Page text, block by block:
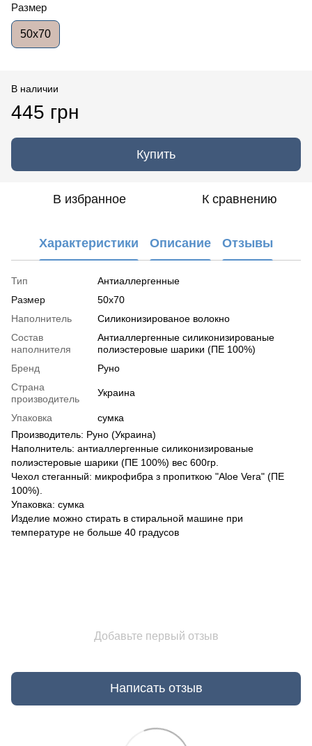
Размер
50x70
В наличии
445 грн
Купить
В избранное К сравнению
Характеристики Описание Отзывы
Тип
Антиаллергенные
Размер
50x70
Наполнитель
Силиконизированое волокно
Состав
наполнителя
Антиаллергенные силиконизированые
полиэстеровые шарики (ПЕ 100%)
Бренд
Руно
Страна
производитель
Украина
Упаковка
сумка
Производитель: Руно (Украина)
Наполнитель: антиаллергенные силиконизированые
полиэстеровые шарики (ПЕ 100%) вес 600гр.
Чехол стеганный: микрофибра з пропиткою "Aloe Vera" (ПЕ
100%).
Упаковка: сумка
Изделие можно стирать в стиральной машине при
температуре не больше 40 градусов
Добавьте первый отзыв
Написать отзыв